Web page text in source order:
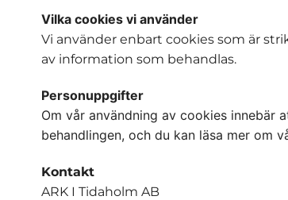
Vilka cookies vi använder
Vi använder enbart cookies som är
av information som behandlas.
Personuppgifter
Om vår användning av cookies innebär
behandlingen, och du kan läsa mer om
Kontakt
ARK I Tidaholm AB